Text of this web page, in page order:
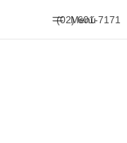
Menú
(02) 601-7171